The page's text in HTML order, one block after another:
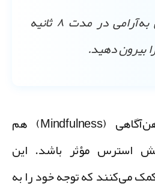
سپس به‌آرامی در مدت ۸ ثانیه
دهید.
مدیتیشن و ذهن‌آگاهی (Mindfulness) هم
استرس مؤثر باشد. این
می‌کنند که توجه خود را به